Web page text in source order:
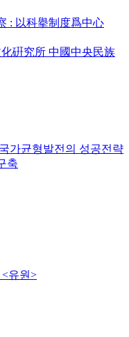
: 以科擧制度爲中心
硏究所 中國中央民族
가균형발전의 성공전략
축
<유원>